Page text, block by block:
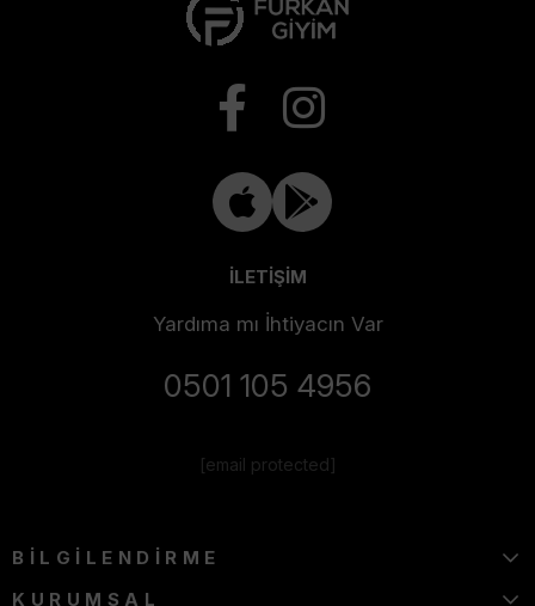
İLETİŞİM
Yardıma mı İhtiyacın Var
0501 105 4956
[email protected]
BİLGİLENDİRME
KURUMSAL